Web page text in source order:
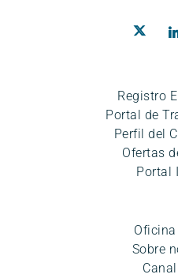
Registro
Portal de
Perfil del
Ofertas
Portal
Sobre